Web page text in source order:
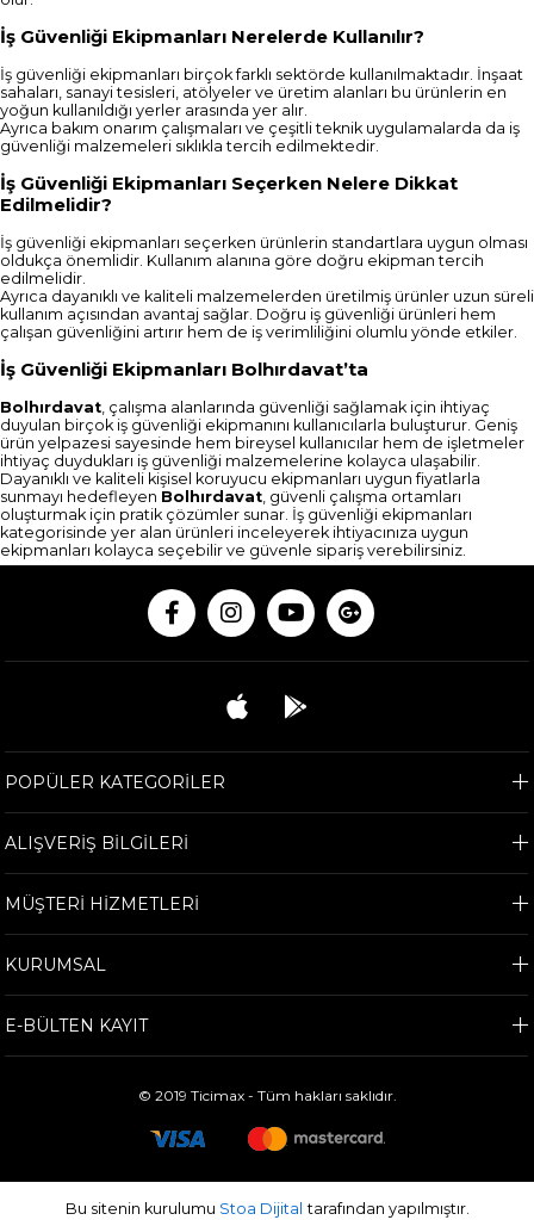
İş Güvenliği Ekipmanları Nerelerde Kullanılır?
İş güvenliği ekipmanları birçok farklı sektörde kullanılmaktadır. İnşaat
sahaları, sanayi tesisleri, atölyeler ve üretim alanları bu ürünlerin en
yoğun kullanıldığı yerler arasında yer alır.
Ayrıca bakım onarım çalışmaları ve çeşitli teknik uygulamalarda da iş
güvenliği malzemeleri sıklıkla tercih edilmektedir.
İş Güvenliği Ekipmanları Seçerken Nelere Dikkat
Edilmelidir?
İş güvenliği ekipmanları seçerken ürünlerin standartlara uygun olması
oldukça önemlidir. Kullanım alanına göre doğru ekipman tercih
edilmelidir.
Ayrıca dayanıklı ve kaliteli malzemelerden üretilmiş ürünler uzun süreli
kullanım açısından avantaj sağlar. Doğru iş güvenliği ürünleri hem
çalışan güvenliğini artırır hem de iş verimliliğini olumlu yönde etkiler.
İş Güvenliği Ekipmanları Bolhırdavat’ta
Bolhırdavat , çalışma alanlarında güvenliği sağlamak için ihtiyaç
duyulan birçok iş güvenliği ekipmanını kullanıcılarla buluşturur. Geniş
ürün yelpazesi sayesinde hem bireysel kullanıcılar hem de işletmeler
ihtiyaç duydukları iş güvenliği malzemelerine kolayca ulaşabilir.
Dayanıklı ve kaliteli kişisel koruyucu ekipmanları uygun fiyatlarla
sunmayı hedefleyen Bolhırdavat , güvenli çalışma ortamları
oluşturmak için pratik çözümler sunar. İş güvenliği ekipmanları
kategorisinde yer alan ürünleri inceleyerek ihtiyacınıza uygun
ekipmanları kolayca seçebilir ve güvenle sipariş verebilirsiniz.
POPÜLER KATEGORİLER
ALIŞVERİŞ BİLGİLERİ
MÜŞTERİ HİZMETLERİ
KURUMSAL
E-BÜLTEN KAYIT
© 2019 Ticimax - Tüm hakları saklıdır.
Bu sitenin kurulumu Stoa Dijital tarafından yapılmıştır.